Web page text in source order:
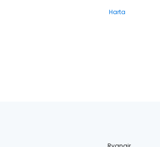
Harta